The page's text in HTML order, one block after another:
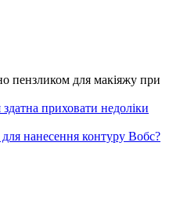
пензликом для макіяжу при
приховати недоліки
нанесення контуру Вобс?